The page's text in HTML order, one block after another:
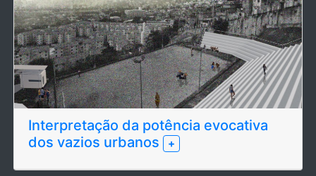
Interpretação da potência evocativa
dos vazios urbanos
+